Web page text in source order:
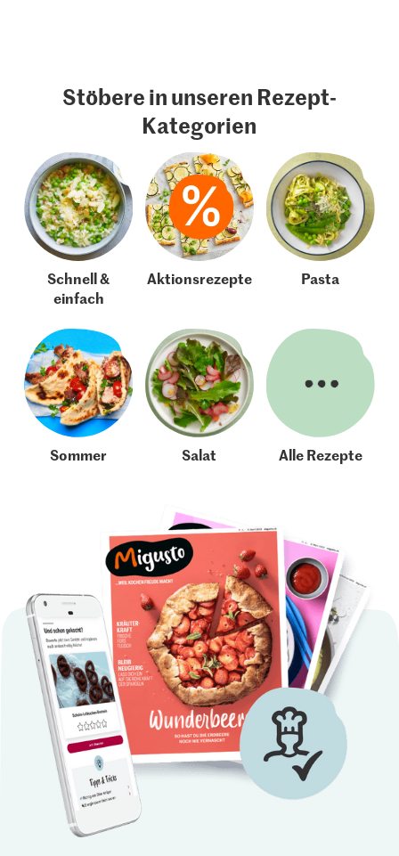
Stöbere in unseren Rezept-
Kategorien
Schnell &
einfach
Aktionsrezepte Pasta
Sommer Salat Alle Rezepte